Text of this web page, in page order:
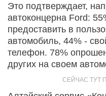
Это подтверждает,
автоконцерна Ford:
предоставить в
автомобиль, 44% -
телефон. 78%
других на своем